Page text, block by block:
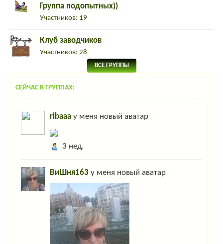
Группа подопытных))
Участников: 19
Клуб заводчиков
Участников: 28
ВСЕ ГРУППЫ
СЕЙЧАС В ГРУППАХ:
ribaaa у меня новый аватар
3 нед.
ВиШня163 у меня новый аватар